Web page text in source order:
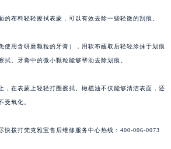
的布料轻轻擦拭表蒙，可以有效去除一些轻微的刮痕。
使用含研磨颗粒的牙膏），用软布蘸取后轻轻涂抹于划痕
拭。牙膏中的微小颗粒能够帮助去除划痕。
，在表蒙上轻轻打圈擦拭。橄榄油不仅能够清洁表面，还
受氧化。
快拨打梵克雅宝售后维修服务中心热线：400-006-0073